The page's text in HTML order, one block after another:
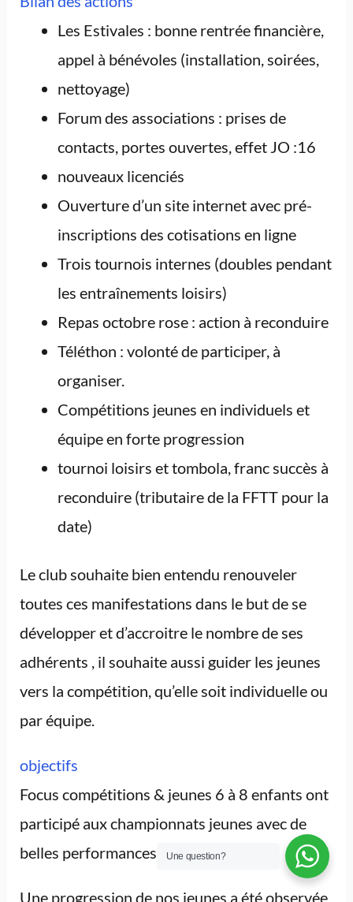
Les Estivales : bonne rentrée financière,
appel à bénévoles (installation, soirées,
nettoyage)
Forum des associations : prises de
contacts, portes ouvertes, effet JO :16
nouveaux licenciés
Ouverture d’un site internet avec pré-
inscriptions des cotisations en ligne
Trois tournois internes (doubles pendant
les entraînements loisirs)
Repas octobre rose : action à reconduire
Téléthon : volonté de participer, à
organiser.
Compétitions jeunes en individuels et
équipe en forte progression
tournoi loisirs et tombola, franc succès à
reconduire (tributaire de la FFTT pour la
date)
Le club souhaite bien entendu renouveler
toutes ces manifestations dans le but de se
développer et d’accroitre le nombre de ses
adhérents , il souhaite aussi guider les jeunes
vers la compétition, qu’elle soit individuelle ou
par équipe.
objectifs
Focus compétitions & jeunes 6 à 8 enfants ont
participé aux championnats jeunes avec de
belles performances.
Une progression de nos jeunes a été observée
Une question?